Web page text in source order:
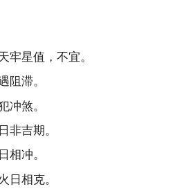
牢星值，不宜。
阻滞。
冲煞。
非吉期。
相冲。
日相克。